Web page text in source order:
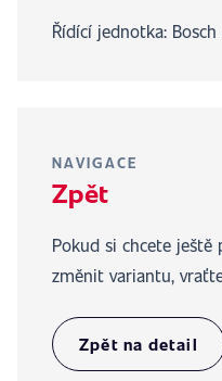
Řídící jednotka: Bosch
NAVIGACE
Zpět
Pokud si chcete
změnit variantu,
Zpět na detail